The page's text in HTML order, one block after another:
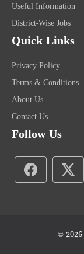
Useful Information
District-Wise Jobs
Quick Links
Privacy Policy
Terms & Conditions
About Us
Contact Us
Follow Us
© 2026